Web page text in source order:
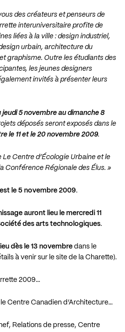
des créateurs et penseurs de
interuniversitaire profite de
liées à la ville : design industriel,
urbain, architecture du
graphisme. Outre les étudiants des
les jeunes designers
invités à présenter leurs
jeudi 5 novembre au dimanche 8
déposés seront exposés dans le
le 11 et le 20 novembre 2009.
Le Centre d’Écologie Urbaine et le
Conférence Régionale des Élus. »
le 5 novembre 2009.
auront lieu le mercredi 11
des arts technologiques.
dès le 13 novembre dans le
à venir sur le site de la Charette).
2009…
Centre Canadien d’Architecture…
Relations de presse, Centre